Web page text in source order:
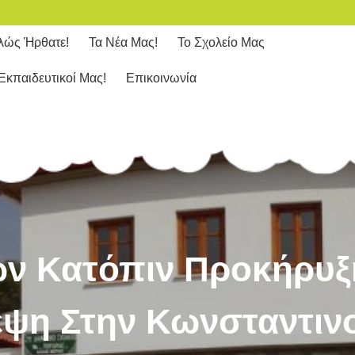
Ήρθατε! Τα Νέα Μας! Το Σχολείο Μας
Μας! Επικοινωνία
Στην